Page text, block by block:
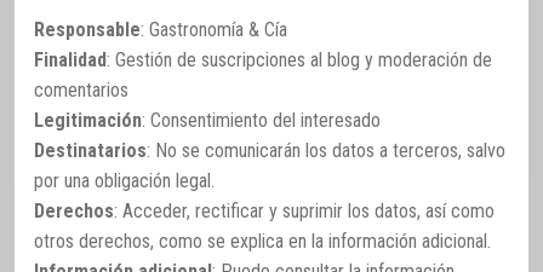
Responsable: Gastronomía & Cía
Finalidad: Gestión de suscripciones al blog y moderación de
comentarios
Legitimación: Consentimiento del interesado
Destinatarios: No se comunicarán los datos a terceros, salvo
por una obligación legal.
Derechos: Acceder, rectificar y suprimir los datos, así como
otros derechos, como se explica en la información adicional.